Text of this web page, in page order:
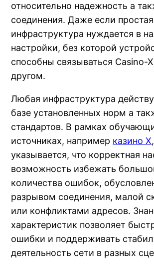
относительно надежность а
соединения. Даже если
инфраструктура нуждается в
настройки, без которой
способны связываться Casino-
другом.
Любая инфраструктура
базе установленных норм а
стандартов. В рамках
источниках, например казино X
указывается, что корректная
возможность избежать
количества ошибок,
разрывом соединения, малой
или конфликтами адресов.
характеристик позволяет
ошибки и поддерживать
деятельность сети в разных